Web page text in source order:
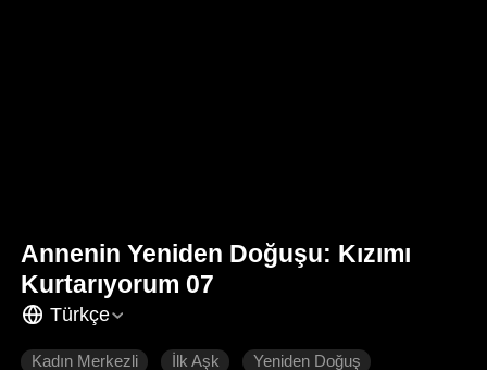
Annenin Yeniden Doğuşu: Kızımı
Kurtarıyorum 07
Türkçe
Kadın Merkezli İlk Aşk Yeniden Doğuş